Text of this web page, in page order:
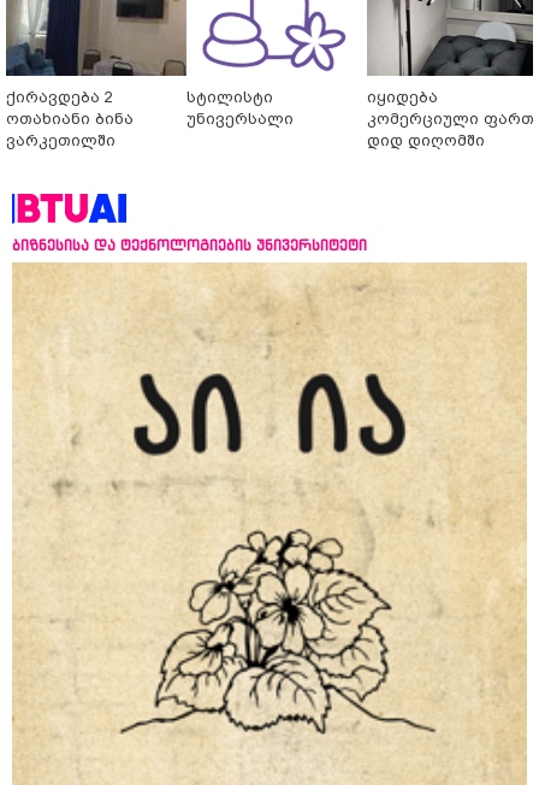
ქირავდება 2
ოთახიანი ბინა
ვარკეთილში
სტილისტი
უნივერსალი
იყიდება
კომერციული
დიდ დიღომში
ბიზნესისა და ტექნოლოგიების უნივერსიტეტი